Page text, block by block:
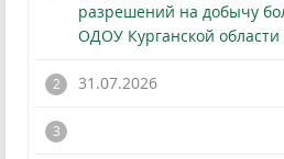
разрешений на добычу
ОДОУ Курганской области
31.07.2026